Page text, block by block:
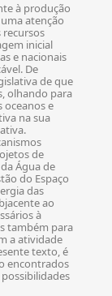
à produção
atenção
recursos
inicial
e nacionais
De
de que
olhando para
oceanos e
na sua
de
Água de
do Espaço
das
ao
à
também para
a atividade
texto, é
encontrados